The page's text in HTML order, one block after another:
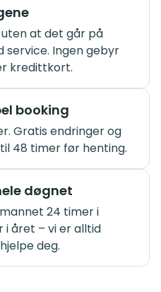
at det går på
service. Ingen gebyr
kredittkort.
booking
Gratis endringer og
48 timer før henting.
døgnet
24 timer i
i året – vi er alltid
deg.